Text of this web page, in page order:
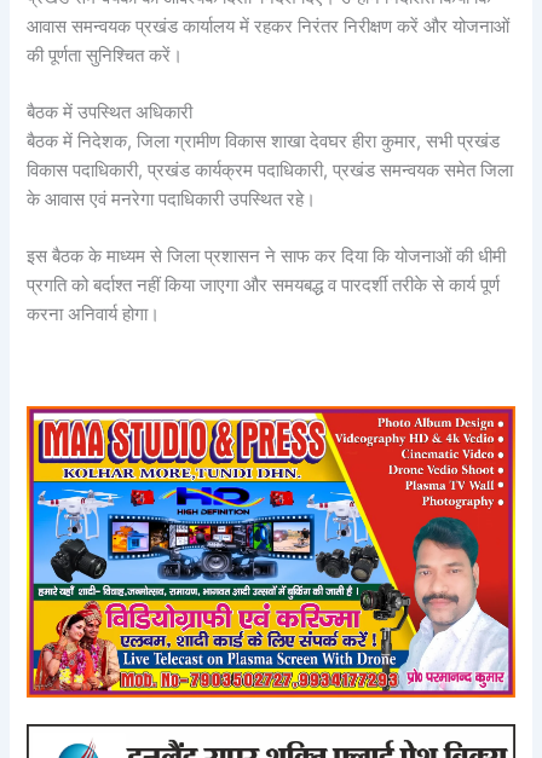
आवास समन्वयक प्रखंड कार्यालय में रहकर निरंतर निरीक्षण करें और योजनाओं
की पूर्णता सुनिश्चित करें।
बैठक में उपस्थित अधिकारी
बैठक में निदेशक, जिला ग्रामीण विकास शाखा देवघर हीरा कुमार, सभी प्रखंड
विकास पदाधिकारी, प्रखंड कार्यक्रम पदाधिकारी, प्रखंड समन्वयक समेत जिला
के आवास एवं मनरेगा पदाधिकारी उपस्थित रहे।
इस बैठक के माध्यम से जिला प्रशासन ने साफ कर दिया कि योजनाओं की धीमी
प्रगति को बर्दाश्त नहीं किया जाएगा और समयबद्ध व पारदर्शी तरीके से कार्य पूर्ण
करना अनिवार्य होगा।